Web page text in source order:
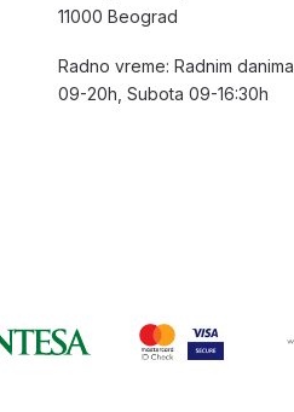
11000 Beograd
Radno vreme: Radnim danima
09-20h, Subota 09-16:30h